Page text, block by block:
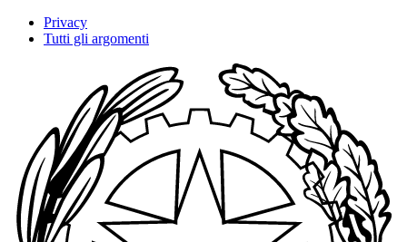
Privacy
Tutti gli argomenti